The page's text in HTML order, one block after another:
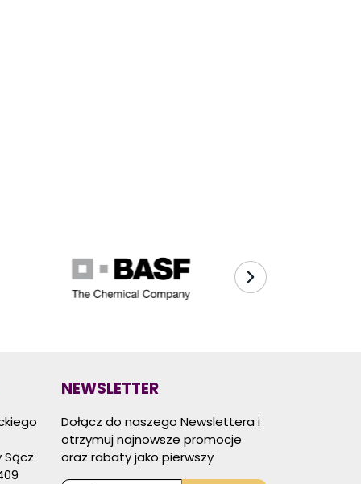
Sącz
NEWSLETTER
Dołącz do naszego Newslettera i
otrzymuj najnowsze promocje
oraz rabaty jako pierwszy